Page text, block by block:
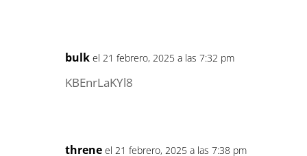
bulk el 21 febrero, 2025 a las 7:32 pm
KBEnrLaKYl8
threne el 21 febrero, 2025 a las 7:38 pm